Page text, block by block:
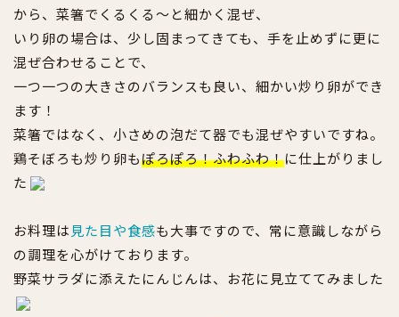
から、菜箸でくるくる～と細かく混ぜ、
いり卵の場合は、少し固まってきても、手を止めずに更に
混ぜ合わせることで、
一つ一つの大きさのバランスも良い、細かい炒り卵ができ
ます！
菜箸ではなく、小さめの泡だて器でも混ぜやすいですね。
鶏そぼろも炒り卵もぽろぽろ！ふわふわ！に仕上がりまし
た
お料理は 見た目や食感も大事ですので、常に意識しながら
の調理を心がけております。
野菜サラダに添えたにんじんは、お花に見立ててみました